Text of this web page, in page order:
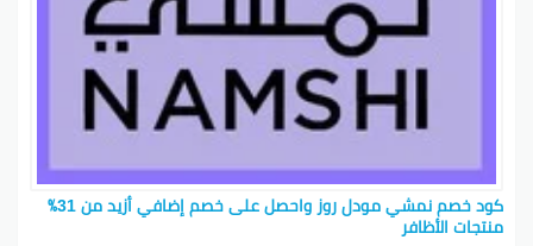
كود خصم نمشي مودل روز واحصل على خصم إضافي أزيد من 31٪
منتجات الأظافر